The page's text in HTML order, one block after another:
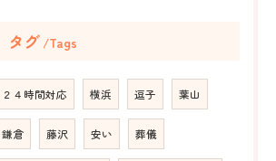
タグ Tags
２４時間対応 横浜 逗子 葉山
鎌倉 藤沢 安い 葬儀